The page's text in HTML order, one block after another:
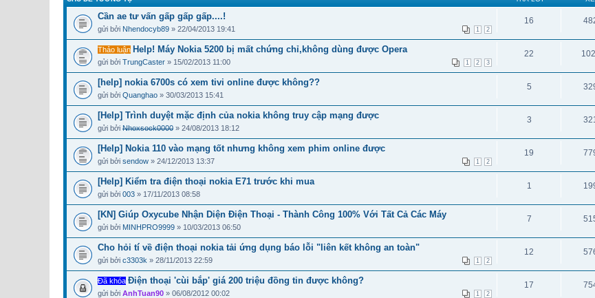
Cần ae tư vấn gấp gấp gấp....!
1 2
gửi bởi Nhendocyb89 » 22/04/2013 19:41
16
Thảo luận Help! Máy Nokia 5200 bị mất chứng chỉ,không dùng được Opera
1 2 3
gửi bởi TrungCaster » 15/02/2013 11:00
22
[help] nokia 6700s có xem tivi online được không??
gửi bởi Quanghao » 30/03/2013 15:41
5
[Help] Trình duyệt mặc định của nokia không truy cập mạng được
gửi bởi Nhoxsock0000 » 24/08/2013 18:12
3
[Help] Nokia 110 vào mạng tốt nhưng không xem phim online được
1 2
gửi bởi sendow » 24/12/2013 13:37
19
[Help] Kiểm tra điện thoại nokia E71 trước khi mua
gửi bởi 003 » 17/11/2013 08:58
1
[KN] Giúp Oxycube Nhận Diện Điện Thoại - Thành Công 100% Với Tất Cả Các Máy
gửi bởi MINHPRO9999 » 10/03/2013 06:50
7
Cho hỏi tí về điện thoại nokia tải ứng dụng báo lỗi "liên kết không an toàn"
1 2
gửi bởi c3303k » 28/11/2013 22:59
12
Đã khóa Điện thoại 'cùi bắp' giá 200 triệu đồng tin được không?
1 2
gửi bởi AnhTuan90 » 06/08/2012 00:02
17